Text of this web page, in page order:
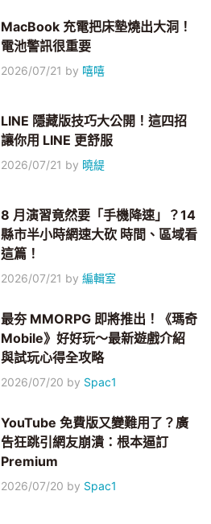
MacBook 充電把床墊燒出大洞！
電池警訊很重要
2026/07/21 by 嘻嘻
LINE 隱藏版技巧大公開！這四招
讓你用 LINE 更舒服
2026/07/21 by 曉緹
8 月演習竟然要「手機降速」？14
縣市半小時網速大砍 時間、區域看
這篇！
2026/07/21 by編輯室
最夯 MMORPG 即將推出！《瑪奇
Mobile》好好玩～最新遊戲介紹
與試玩心得全攻略
2026/07/20 by Spac1
YouTube 免費版又變難用了？廣
告狂跳引網友崩潰：根本逼訂
Premium
2026/07/20 by Spac1